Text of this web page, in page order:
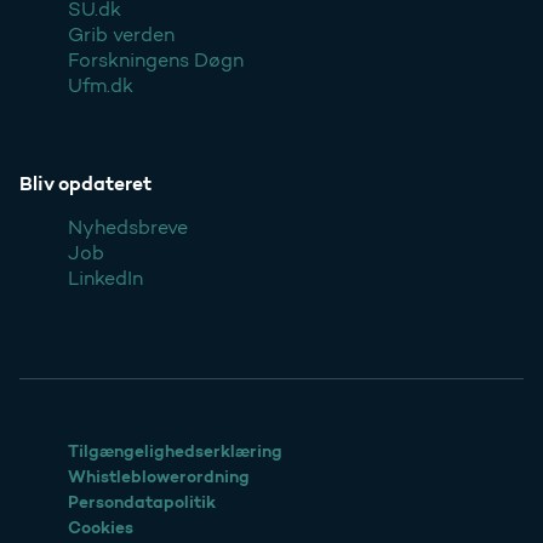
SU.dk
Grib verden
Forskningens Døgn
Ufm.dk
Bliv opdateret
Nyhedsbreve
Job
LinkedIn
Tilgængelighedserklæring
Whistleblowerordning
Persondatapolitik
Cookies